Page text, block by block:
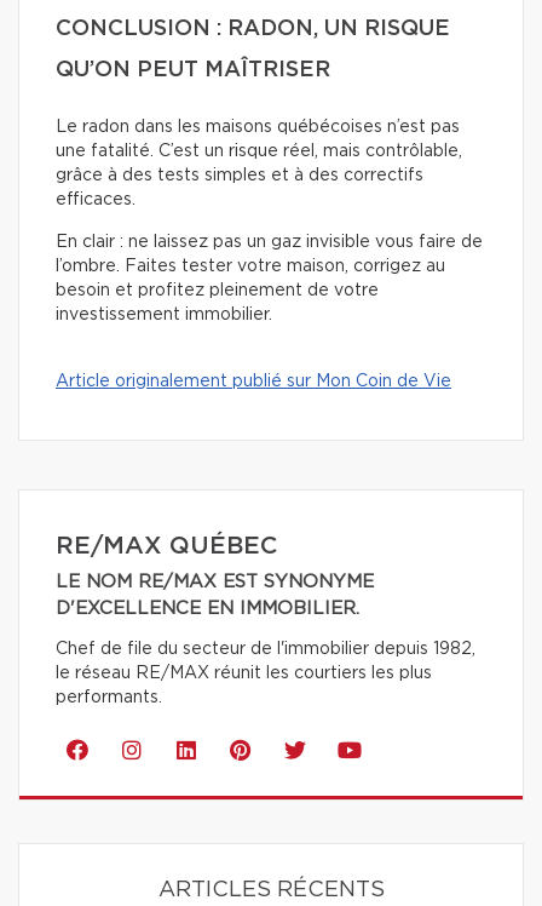
CONCLUSION : RADON, UN RISQUE
QU’ON PEUT MAÎTRISER
Le radon dans les maisons québécoises n’est pas
une fatalité. C’est un risque réel, mais contrôlable,
grâce à des tests simples et à des correctifs
efficaces.
En clair : ne laissez pas un gaz invisible vous faire de
l’ombre. Faites tester votre maison, corrigez au
besoin et profitez pleinement de votre
investissement immobilier.
Article originalement publié sur Mon Coin de Vie
RE/MAX QUÉBEC
LE NOM RE/MAX EST SYNONYME
D'EXCELLENCE EN IMMOBILIER.
Chef de file du secteur de l'immobilier depuis 1982,
le réseau RE/MAX réunit les courtiers les plus
performants.
ARTICLES RÉCENTS